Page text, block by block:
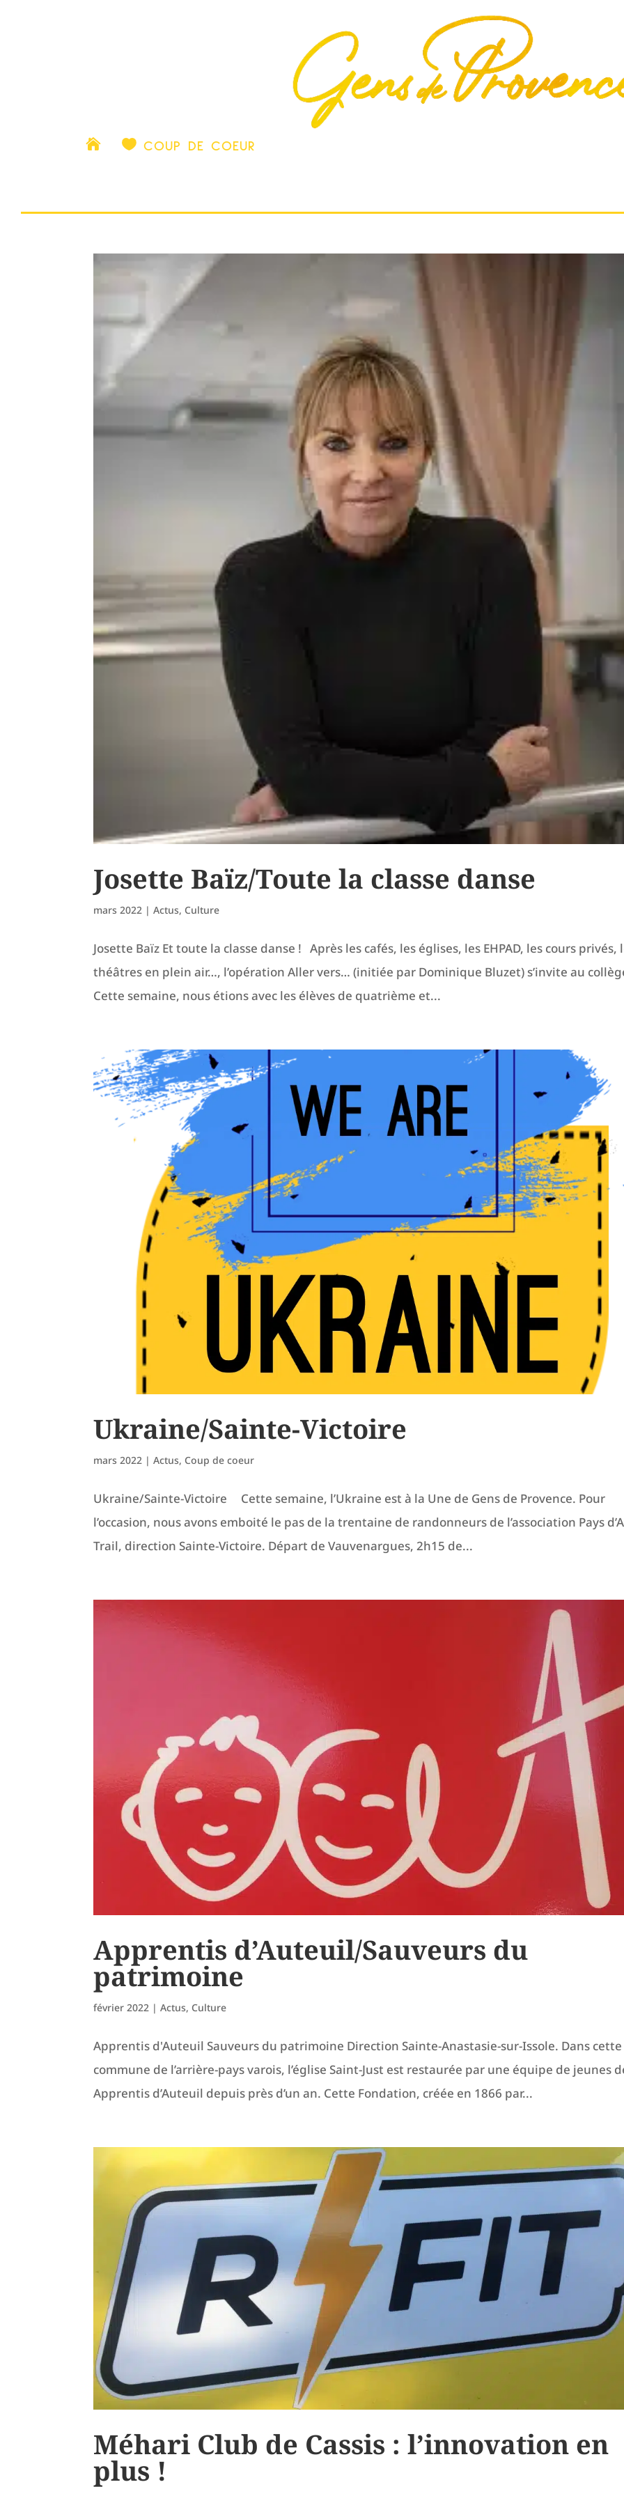
 COUP DE COEUR
Josette Baïz/Toute la classe danse
mars 2022 |Actus, Culture
Josette Baïz Et toute la classe danse ! Après les cafés, les églises, les EHPAD, les cours privés,
théâtres en plein air…, l’opération Aller vers… (initiée par Dominique Bluzet) s’invite au
Cette semaine, nous étions avec les élèves de quatrième et...
Ukraine/Sainte-Victoire
mars 2022 |Actus, Coup de coeur
Ukraine/Sainte-Victoire Cette semaine, l’Ukraine est à la Une de Gens de Provence. Pour
l’occasion, nous avons emboité le pas de la trentaine de randonneurs de l’association Pays
Trail, direction Sainte-Victoire. Départ de Vauvenargues, 2h15 de...
Apprentis d’Auteuil/Sauveurs du
patrimoine
février 2022 |Actus, Culture
Apprentis d'Auteuil Sauveurs du patrimoine Direction Sainte-Anastasie-sur-Issole. Dans cette
commune de l’arrière-pays varois, l’église Saint-Just est restaurée par une équipe de jeunes
Apprentis d’Auteuil depuis près d’un an. Cette Fondation, créée en 1866 par...
Méhari Club de Cassis : l’innovation en
plus !